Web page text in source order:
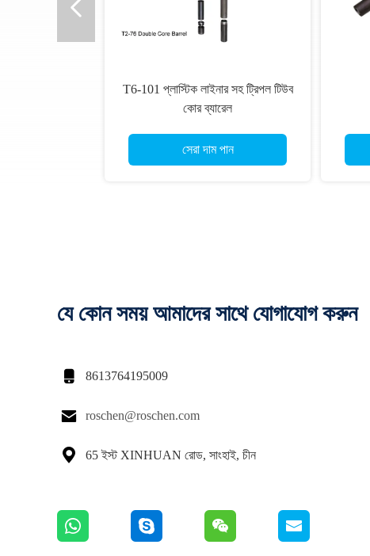
সেরা দাম পান
যে কোন সময় আমাদের সাথে যোগাযোগ করুন
 8613764195009
 roschen@roschen.com
 65 ইস্ট XINHUAN রোড, সাংহাই, চীন